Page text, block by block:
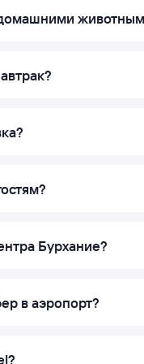
Бурхание?
в аэропорт?